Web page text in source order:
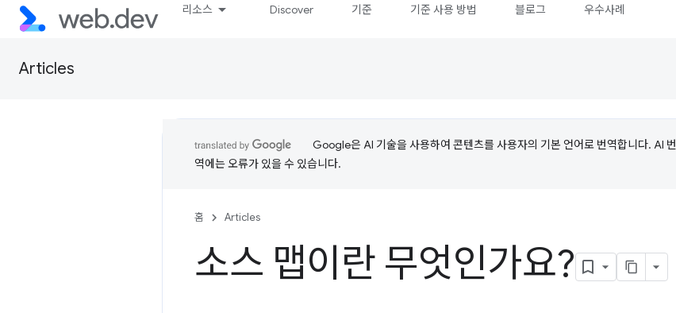
리소스 Discover 기준 기준 사용 방법 블로그 우수사례
Articles
Google은 AI 기술을 사용하여 콘텐츠를 사용자의 기본 언어로 번역합니다. AI 번
역에는 오류가 있을 수 있습니다.
홈 Articles
소스 맵이란 무엇인가요?